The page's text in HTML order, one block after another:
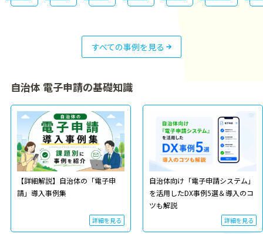
すべての事例を見る
自治体 電子申請の基礎知識
【詳細解説】自治体の「電子申
請」導入事例集
詳細を見る
自治体向け「電子申請システム」
を活用したDX事例5選＆導入のコ
ツも解説
詳細を見る